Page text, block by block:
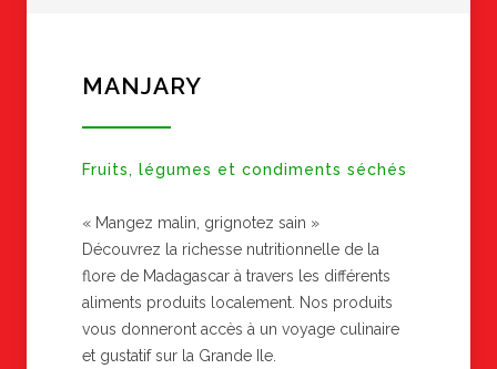
MANJARY
Fruits, légumes et condiments séchés
« Mangez malin, grignotez sain »
Découvrez la richesse nutritionnelle de la
flore de Madagascar à travers les différents
aliments produits localement. Nos produits
vous donneront accès à un voyage culinaire
et gustatif sur la Grande Ile.